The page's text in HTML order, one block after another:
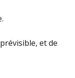
et de